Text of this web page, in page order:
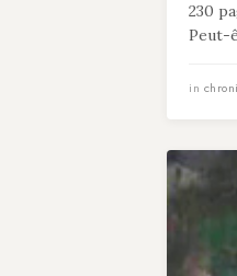
230
Peut-
in